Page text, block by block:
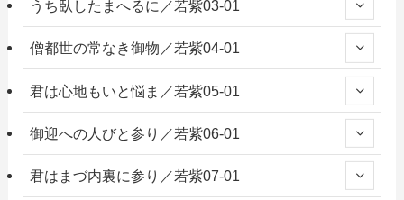
うち臥したまへるに／若紫03-01
僧都世の常なき御物／若紫04-01
君は心地もいと悩ま／若紫05-01
御迎への人びと参り／若紫06-01
君はまづ内裏に参り／若紫07-01